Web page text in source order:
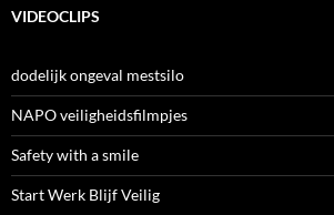
VIDEOCLIPS
dodelijk ongeval mestsilo
NAPO veiligheidsfilmpjes
Safety with a smile
Start Werk Blijf Veilig